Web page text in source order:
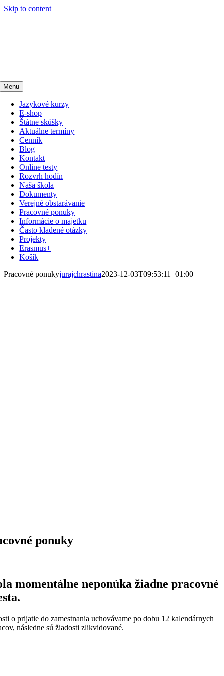
Skip to content
Menu
Jazykové kurzy
E-shop
Štátne skúšky
Aktuálne termíny
Cenník
Blog
Kontakt
Online testy
Rozvrh hodín
Naša škola
Dokumenty
Verejné obstarávanie
Pracovné ponuky
Informácie o majetku
Často kladené otázky
Projekty
Erasmus+
Košík
Pracovné ponukyjurajchrastina2023-12-03T09:53:11+01:00
ponuky
momentálne neponúka žiadne pracovné
o prijatie do zamestnania uchovávame po dobu 12 kalendárnych
následne sú žiadosti zlikvidované.